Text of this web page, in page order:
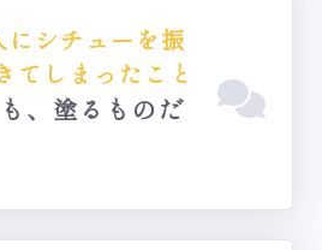
にシチューを振
てしまったこと
、塗るものだ